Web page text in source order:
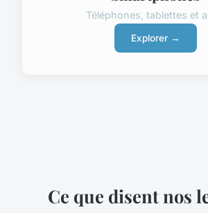
Téléphones, tablettes et
Explorer →
Ce que disent nos